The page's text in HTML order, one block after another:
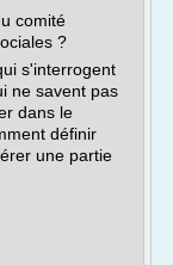
comité
?
s'interrogent
ne savent pas
dans le
définir
une partie